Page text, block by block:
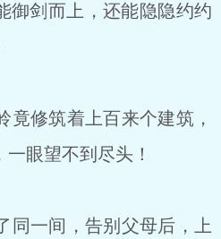
御剑而上，还能隐隐约约
修筑着上百来个建筑，
眼望不到尽头！
一间，告别父母后，上